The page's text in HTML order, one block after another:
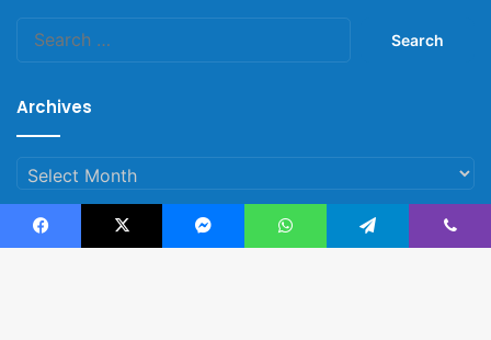
Archives
Archives
Facebook X Messenger WhatsApp Telegram Viber